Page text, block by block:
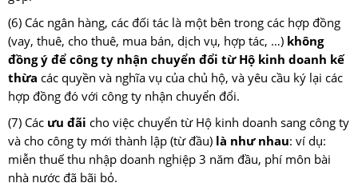
(6) Các ngân hàng, các đối tác là một bên trong các hợp đồng
(vay, thuê, cho thuê, mua bán, dịch vụ, hợp tác, …) không
đồng ý để công ty nhận chuyển đổi từ Hộ kinh doanh kế
thừa các quyền và nghĩa vụ của chủ hộ, và yêu cầu ký lại các
hợp đồng đó với công ty nhận chuyển đổi.
(7) Các ưu đãi cho việc chuyển từ Hộ kinh doanh sang công ty
và cho công ty mới thành lập (từ đầu) là như nhau: ví dụ:
miễn thuế thu nhập doanh nghiệp 3 năm đầu, phí môn bài
nhà nước đã bãi bỏ.